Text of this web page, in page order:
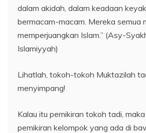
dalam akidah, dalam keadaan
bermacam-macam. Mereka semua
memperjuangkan Islam.” (Asy-
Islamiyyah)
Lihatlah, tokoh-tokoh Muktazilah
menyimpang!
Kalau itu pemikiran tokoh tadi,
pemikiran kelompok yang ada di